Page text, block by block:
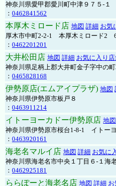
神奈川県愛甲郡愛川町中津９７５-１
： 0462841562
本厚木ミロード店 地図 詳細 お気
厚木市中町2-2-1 本厚木ミロード2
： 0462201201
大井松田店 地図 詳細 お気に入り
神奈川県足柄上郡大井町金子字中の町
： 0465828168
伊勢原店(エムアイプラザ) 地図
神奈川県伊勢原市板戸８
： 0463911214
イトーヨーカドー伊勢原店 地図
神奈川県伊勢原市桜台1-8-1 イトー
： 0463920161
海老名マルイ店 地図 詳細 お気に
神奈川県海老名市中央１丁目６-１海
： 0462925181
ららぽーと海老名店 地図 詳細